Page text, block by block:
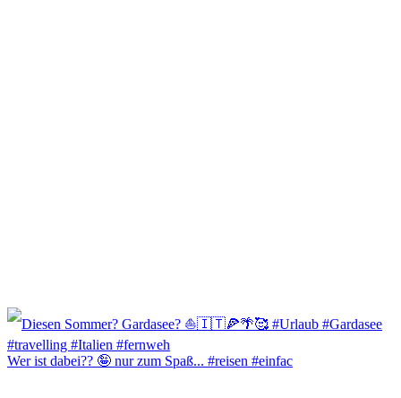
Wer ist dabei?? 🤪 nur zum Spaß... #reisen #einfac